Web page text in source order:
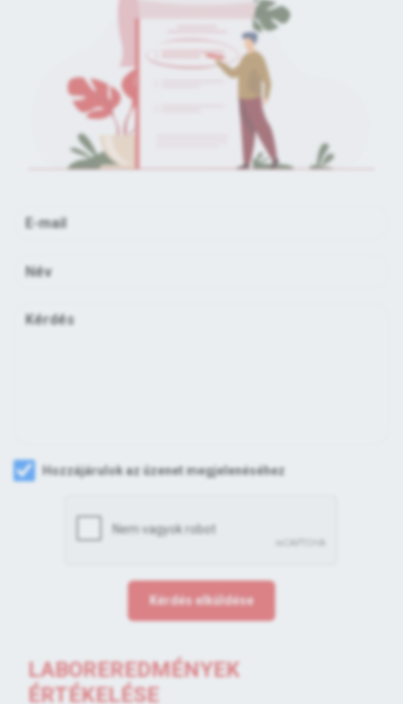
Hozzájárulok az üzenet megjelenéséhez
Kérdés elküldése
LABOREREDMÉNYEK
ÉRTÉKELÉSE